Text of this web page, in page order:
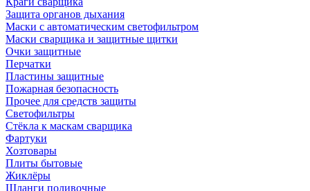
Защита органов дыхания
Маски с автоматическим светофильтром
Маски сварщика и защитные щитки
Очки защитные
Перчатки
Пластины защитные
Пожарная безопасность
Прочее для средств защиты
Светофильтры
Стёкла к маскам сварщика
Фартуки
Хозтовары
Плиты бытовые
Жиклёры
Шланги поливочные